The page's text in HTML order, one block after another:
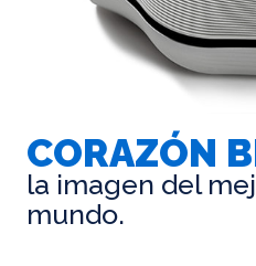
CORAZÓN
la imagen del
mundo.